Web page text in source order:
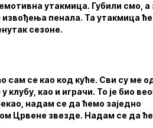
утакмица. Губили смо, а
извођења пенала. Та утакмица
сезоне.
се као код куће. Сви су ме
као и играчи. То је био
надам се да ћемо заједно
Црвене звезде. Надам се да